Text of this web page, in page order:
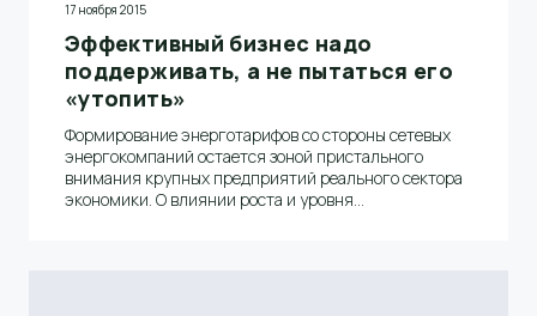
17 ноября 2015
Эффективный бизнес надо
поддерживать, а не пытаться его
«утопить»
Формирование энерготарифов со стороны сетевых
энергокомпаний остается зоной пристального
внимания крупных предприятий реального сектора
экономики. О влиянии роста и уровня